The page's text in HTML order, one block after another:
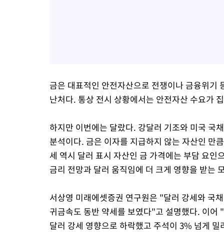
금은 대표적인 안전자산으로 전쟁이나 금융위기
난처다. 통상 전시 상황에서는 안전자산 수요가
하지만 이번에는 달랐다. 강달러 기조와 미국 국
분석이다. 금은 이자를 지급하지 않는 자산인 만
세 역시 달러 표시 자산인 금 가격에는 부담 요
금리 전망과 달러 움직임에 더 크게 영향을 받는
서상영 미래에셋증권 연구원은 "달러 강세와 국
귀금속도 동반 약세를 보였다"고 설명했다. 이
달러 강세 영향으로 하락했고 주석이 3% 넘게